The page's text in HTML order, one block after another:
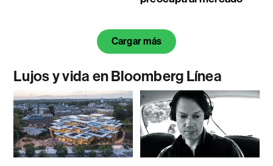
Cargar más
Lujos y vida en Bloomberg Línea